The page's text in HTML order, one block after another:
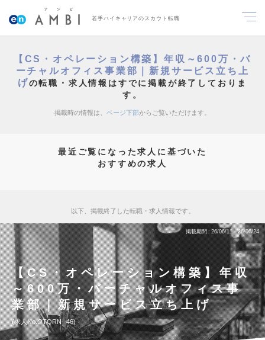
若手ハイキャリアのスカウト転職
【CS・オペレーション構築】年収～600万・バ
ーチャルオフィス事業部｜新規サービス立ち上
げの転職・求人情報はすでに掲載が終了しておりま
す。
掲載時の情報は、 ページ下部からご覧いただけます。
最近ご覧になった求人に基づいた
おすすめの求人
以下、掲載終了した転職・求人情報です。
掲載期間 26/06/11～26/06/24
【CS・オペレーション構築】年収
～600万・バーチャルオフィス事
業部｜新規サービス立ち上げ
求人No.OTQRN--46